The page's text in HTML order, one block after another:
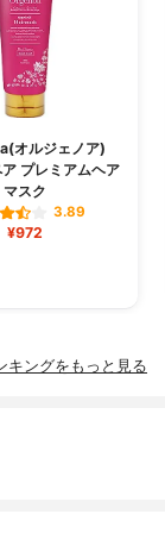
オルジェノア)
プレミアムヘア
マスク
3.89
¥972
キングをもっと見る